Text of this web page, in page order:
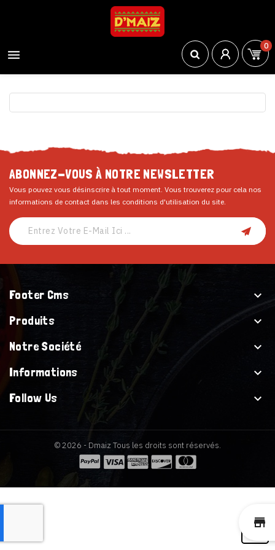

0
ABONNEZ-VOUS À NOTRE NEWSLETTER
Vous pouvez vous désinscrire à tout moment. Vous trouverez pour cela nos
informations de contact dans les conditions d'utilisation du site.
Footer Cms

Produits

Notre Société

Informations

Follow Us

© 2026 - Dmaiz Tous les droits sont réservés.